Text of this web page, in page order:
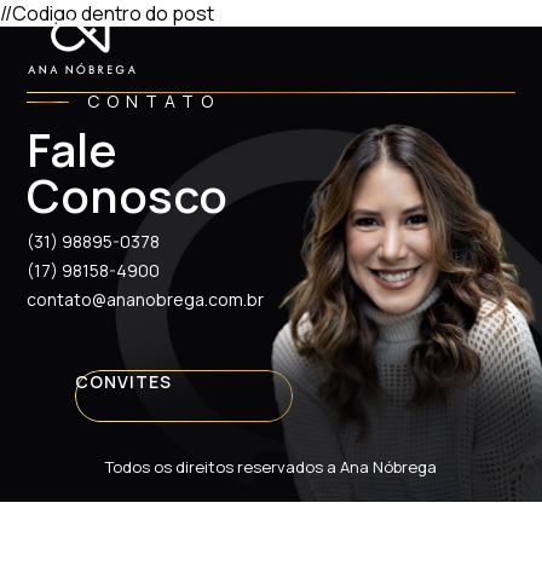
//Codigo dentro do post
CONTATO
Fale
Conosco
(31) 98895-0378
(17) 98158-4900
contato@ananobrega.com.br
CONVITES
Todos os direitos reservados a Ana Nóbrega